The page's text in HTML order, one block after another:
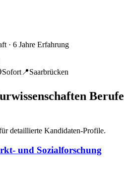
· 6 Jahre Erfahrung
Sofort 📍Saarbrücken
Berufe
detaillierte Kandidaten-Profile.
und Sozialforschung